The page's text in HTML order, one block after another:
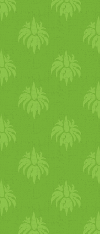
(kb.15-16
olíva olaj
kókusz
vagy akár
foszfor,
vitaminok
C vitamint
.
ízét és